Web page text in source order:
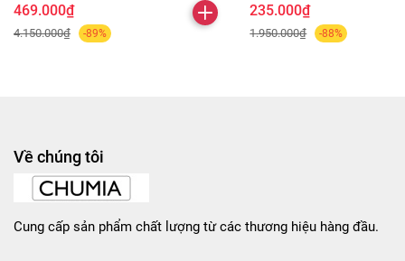
469.000₫
4.150.000₫ -89%
235.000₫
1.950.000₫ -88%
Về chúng tôi
Cung cấp sản phẩm chất lượng từ các thương hiệu hàng đầu.